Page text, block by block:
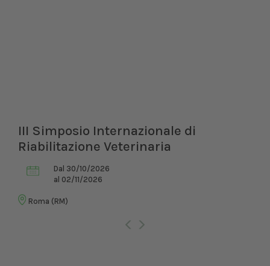
III Simposio Internazionale di
Riabilitazione Veterinaria
Dal 30/10/2026
al 02/11/2026
Roma (RM)